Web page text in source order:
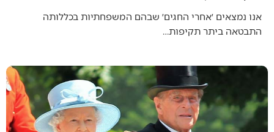
אנו נמצאים ׳אחרי החגים׳ שבהם המשפחתיות בכללותה
התבטאה ביתר תקיפות…